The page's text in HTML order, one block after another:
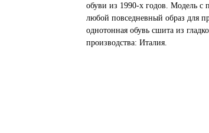
обуви из 1990-х годов. Модель
любой повседневный образ для
однотонная обувь сшита из
производства: Италия.